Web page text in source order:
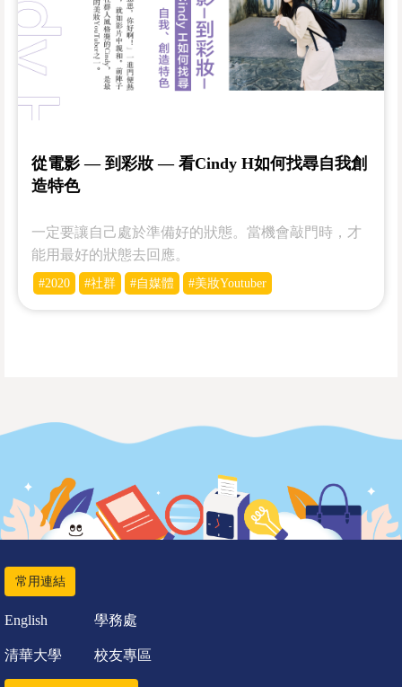
從電影 — 到彩妝 — 看Cindy H如何找尋自我創
造特色
一定要讓自己處於準備好的狀態。當機會敲門時，才
能用最好的狀態去回應。
#2020 #社群 #自媒體 #美妝Youtuber
常用連結
English 學務處
清華大學 校友專區